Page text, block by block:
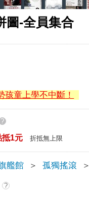
圖-全員集合
童上學不中斷！
?
抵1元 折抵無上限
艦館 ＞ 孤獨搖滾 ＞
?